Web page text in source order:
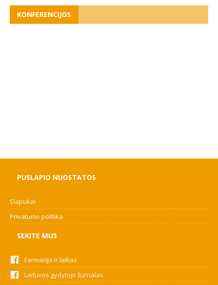
KONFERENCIJOS
PUSLAPIO NUOSTATOS
Slapukai
Privatumo politika
SEKITE MUS
Farmacija ir laikas
Lietuvos gydytojo žurnalas